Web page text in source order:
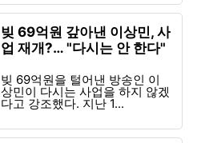
빚 69억원 갚아낸 이상민, 사
업 재개?… "다시는 안 한다"
빚 69억원을 털어낸 방송인 이
상민이 다시는 사업을 하지 않겠
다고 강조했다. 지난 1...